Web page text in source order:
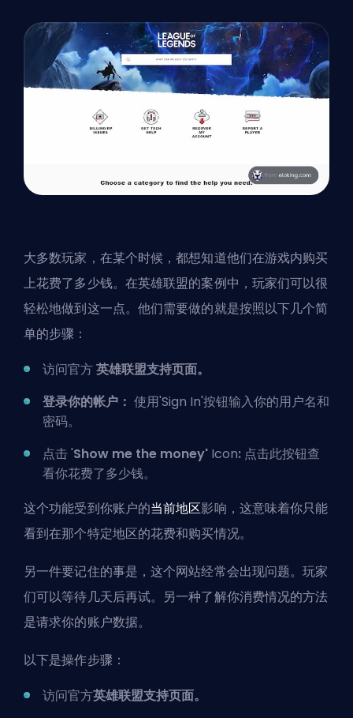
大多数玩家，在某个时候，都想知道他们在游戏内购买
上花费了多少钱。在英雄联盟的案例中，玩家们可以很
轻松地做到这一点。他们需要做的就是按照以下几个简
单的步骤：
访问官方英雄联盟支持页面。
登录你的帐户： 使用'Sign In'按钮输入你的用户名和
密码。
点击 'Show me the money' Icon: 点击此按钮查
看你花费了多少钱。
这个功能受到你账户的当前地区影响，这意味着你只能
看到在那个特定地区的花费和购买情况。
另一件要记住的事是，这个网站经常会出现问题。玩家
们可以等待几天后再试。另一种了解你消费情况的方法
是请求你的账户数据。
以下是操作步骤：
访问官方英雄联盟支持页面。